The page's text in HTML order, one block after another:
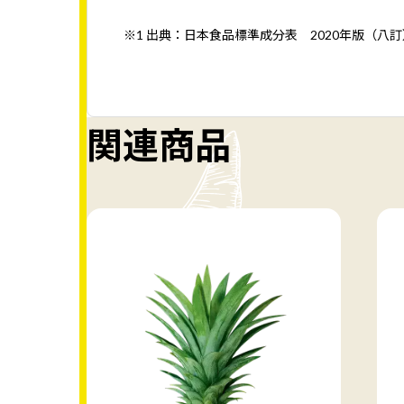
※1 出典：日本食品標準成分表 2020年版（八
関連商品